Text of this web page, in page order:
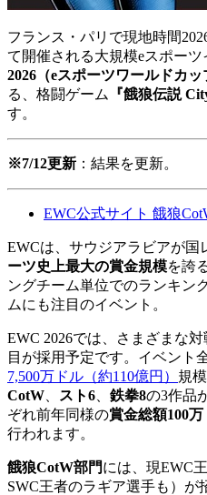
フランス・パリで現地時間
て開催される大規模eスポーツ
2026（eスポーツワールドカッ
る、格闘ゲーム
『餓狼伝説
す。
※7/12更新 ：結果を更新。
EWC公式サイト 餓狼
EWCは、サウジアラビアが国
ーツ史上最大の賞金規模を誇
ングチーム単位でのランキン
ムにも注目のイベント。
EWC 2026では、さまざまな
目が採用予定です。イベント
7,500万ドル（約110億円） 規
CotW
スト6 鉄拳8の3作品
ぞれ前年同様の賞金総額100万
行われます。
餓狼CotW部門には、現EWC
SWC王者のラギア選手も）が